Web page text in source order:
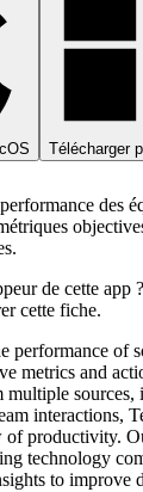
Télécharger
des
de cette app ?
cette fiche.
performance of
metrics and
multiple sources,
interactions,
of productivity.
technology
to improve